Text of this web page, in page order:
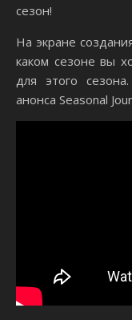
сезон!
На экране
каком сезоне вы
для этого
анонса Seasonal